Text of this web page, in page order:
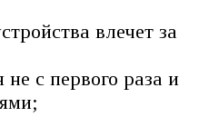
влечет за
с первого раза и